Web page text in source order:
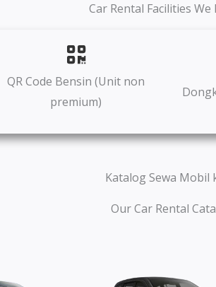
Car Rental Facilities We
QR Code Bensin (Unit non
premium)
Katalog Sewa Mobil
Our Car Rental